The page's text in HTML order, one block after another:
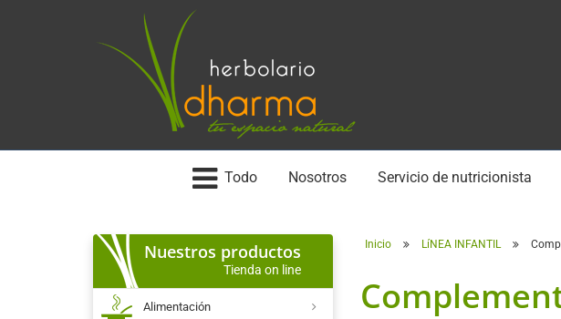
Todo Nosotros Servicio de nutricionista
Nuestros productos
Tienda on line
Alimentación
Inicio LíNEA INFANTIL